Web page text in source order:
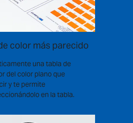
color más parecido
una tabla de
del color plano que
y te permite
en la tabla.